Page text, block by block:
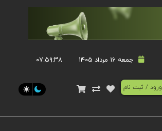
جمعه 16 مرداد 1405 ۰۷:۵۹:۳۹
ورود / ثبت نام